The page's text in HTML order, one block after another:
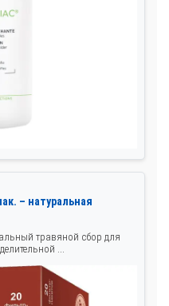
– натуральная
травяной сбор для
...